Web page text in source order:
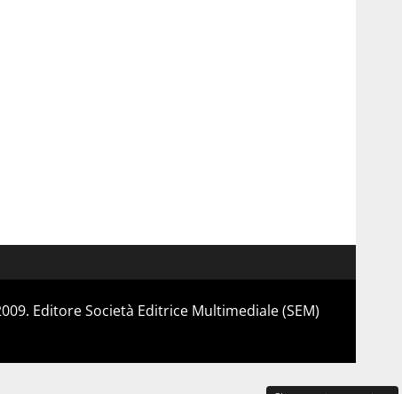
Editore Società Editrice Multimediale (SEM)